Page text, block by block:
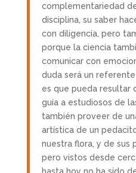
complementariedad
disciplina, su saber
con diligencia, pero
porque la ciencia
comunicar con
duda será un
es que pueda resultar
guía a estudiosos de
también proveer de
artística de un
nuestra flora, y de sus
pero vistos desde
hasta hoy no ha sido